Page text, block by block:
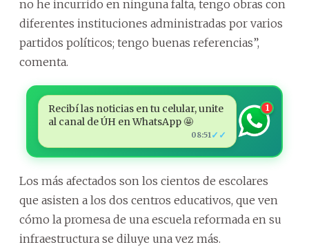
no he incurrido en ninguna falta, tengo obras con
diferentes instituciones administradas por varios
partidos políticos; tengo buenas referencias”,
comenta.
Recibí las noticias en tu celular, unite
al canal de ÚH en WhatsApp 🤩
08:51 ✓✓
1
Los más afectados son los cientos de escolares
que asisten a los dos centros educativos, que ven
cómo la promesa de una escuela reformada en su
infraestructura se diluye una vez más.